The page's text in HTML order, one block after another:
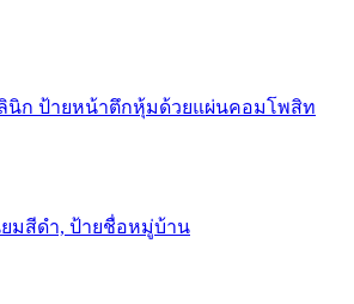
ลินิก ป้ายหน้าตึกหุ้มด้วยแผ่นคอมโพสิท
ยมสีดำ, ป้ายชื่อหมู่บ้าน